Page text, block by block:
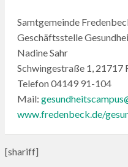
Samtgemeinde
Geschäftsstelle
Nadine Sahr
Schwingestraße 1, 21717
Telefon 04149 91-104
Mail:
www.fredenbeck.de/
[shariff]